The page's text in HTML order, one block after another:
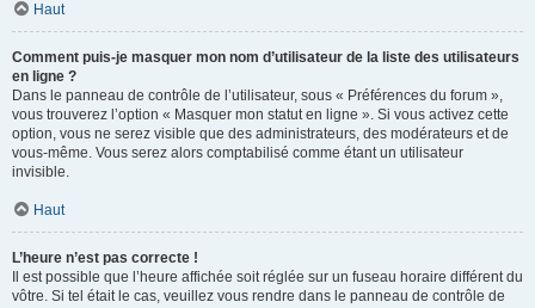
Haut
Comment puis-je masquer mon nom d’utilisateur de la liste des utilisateurs
en ligne ?
Dans le panneau de contrôle de l’utilisateur, sous « Préférences du forum »,
vous trouverez l’option « Masquer mon statut en ligne ». Si vous activez cette
option, vous ne serez visible que des administrateurs, des modérateurs et de
vous-même. Vous serez alors comptabilisé comme étant un utilisateur
invisible.
Haut
L’heure n’est pas correcte !
Il est possible que l’heure affichée soit réglée sur un fuseau horaire différent du
vôtre. Si tel était le cas, veuillez vous rendre dans le panneau de contrôle de